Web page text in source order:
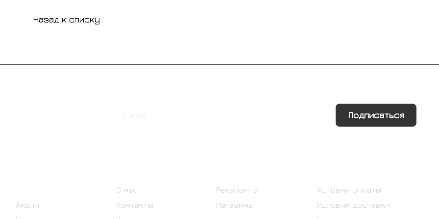
Назад к списку
Подписаться
Акции
О нас
Контакты
Реквизиты
Магазины
Условия оплаты
Условия доставки